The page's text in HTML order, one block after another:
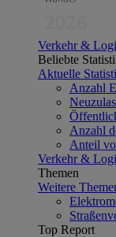
Verkehr &
Beliebte
Aktuelle
Anzahl
Anzahl
Anteil
Verkehr &
Themen
Weitere
Top Report